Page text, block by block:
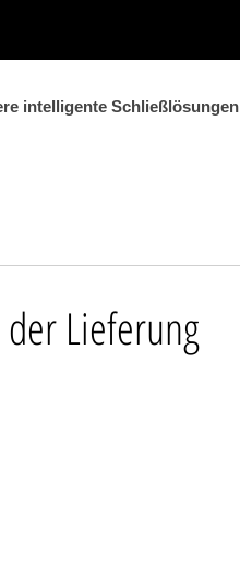
intelligente Schließlösungen
Lieferung